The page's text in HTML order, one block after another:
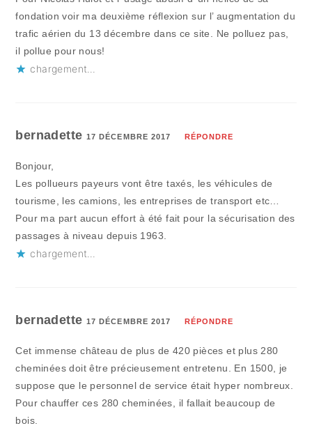
fondation voir ma deuxième réflexion sur l’ augmentation du
trafic aérien du 13 décembre dans ce site. Ne polluez pas,
il pollue pour nous!
chargement…
bernadette 17 DÉCEMBRE 2017 RÉPONDRE
Bonjour,
Les pollueurs payeurs vont être taxés, les véhicules de
tourisme, les camions, les entreprises de transport etc…
Pour ma part aucun effort à été fait pour la sécurisation des
passages à niveau depuis 1963.
chargement…
bernadette 17 DÉCEMBRE 2017 RÉPONDRE
Cet immense château de plus de 420 pièces et plus 280
cheminées doit être précieusement entretenu. En 1500, je
suppose que le personnel de service était hyper nombreux.
Pour chauffer ces 280 cheminées, il fallait beaucoup de
bois.